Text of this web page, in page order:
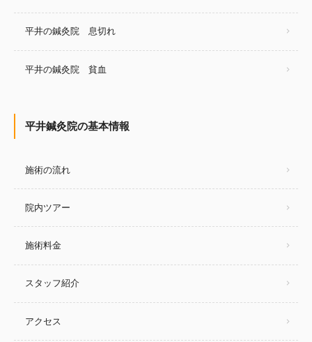
平井の鍼灸院 息切れ
平井の鍼灸院 貧血
平井鍼灸院の基本情報
施術の流れ
院内ツアー
施術料金
スタッフ紹介
アクセス